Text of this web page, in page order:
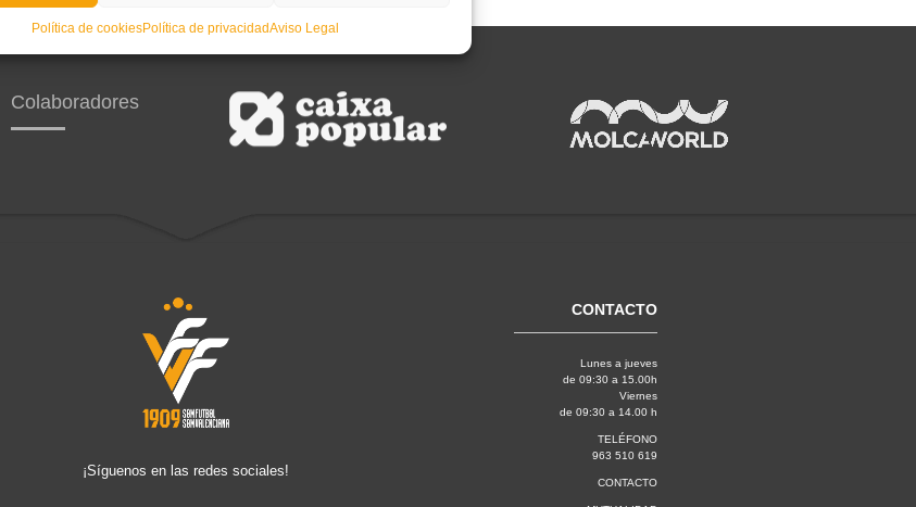
Política de cookiesPolítica de privacidadAviso Legal
Colaboradores
¡Síguenos en las redes sociales!
CONTACTO
Lunes a jueves
de 09:30 a 15.00h
Viernes
de 09:30 a 14.00 h
TELÉFONO
963 510 619
CONTACTO